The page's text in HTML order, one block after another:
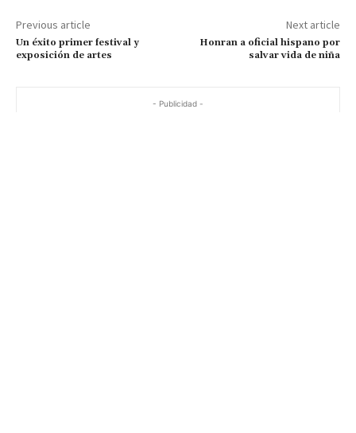
Previous article
Un éxito primer festival y
exposición de artes
Next article
Honran a oficial hispano por
salvar vida de niña
- Publicidad -